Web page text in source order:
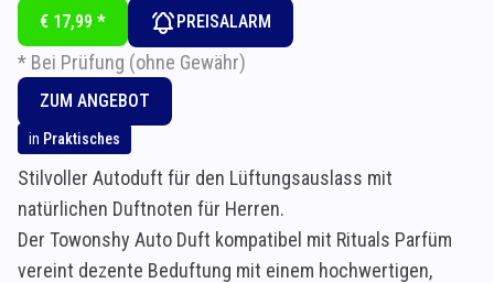
€ 17,99 * PREISALARM
* Bei Prüfung (ohne Gewähr)
ZUM ANGEBOT
in Praktisches
Stilvoller Autoduft für den Lüftungsauslass mit
natürlichen Duftnoten für Herren.
Der Towonshy Auto Duft kompatibel mit Rituals Parfüm
vereint dezente Beduftung mit einem hochwertigen,